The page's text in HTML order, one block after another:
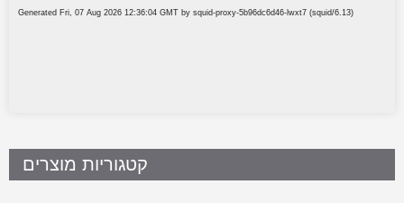
קטגוריות מוצרים